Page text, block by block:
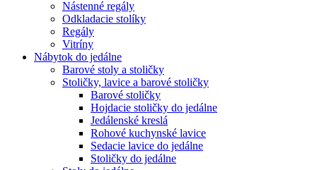
Nástenné regály
Odkladacie stolíky
Regály
Vitríny
Nábytok do jedálne
Barové stoly a stoličky
Stoličky, lavice a barové stoličky
Barové stoličky
Hojdacie stoličky do jedálne
Jedálenské kreslá
Rohové kuchynské lavice
Sedacie lavice do jedálne
Stoličky do jedálne